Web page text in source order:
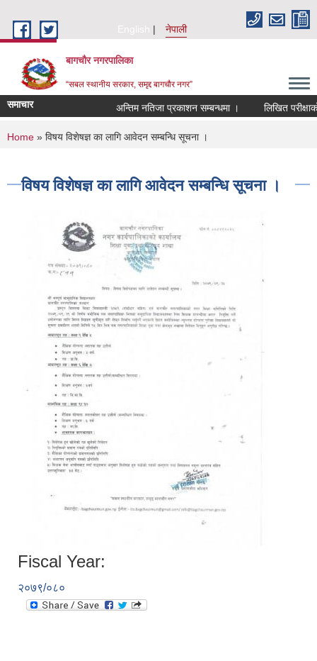
English
नेपाली
बागचौर नगरपालिका
“सबल स्थानीय सरकार, समृद्द बागचौर नगर”
समाचार अन्तिम नतिजा प्रकाशन सम्बन्धमा । लिखित
You are here
Home » विषय विशेषज्ञ का लागि आवेदन सम्बन्धि सूचना ।
विषय विशेषज्ञ का लागि आवेदन सम्बन्धि सूचना ।
Fiscal Year:
२०७९/०८०